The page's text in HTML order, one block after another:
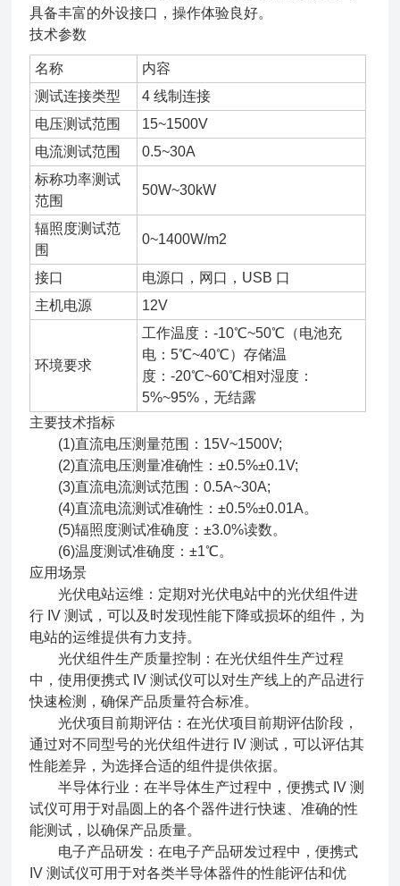
具备丰富的外设接口，操作体验良好。
技术参数
名称
内容
测试连接类型
4 线制连接
电压测试范围
15~1500V
电流测试范围
0.5~30A
标称功率测试
范围
50W~30kW
辐照度测试范
围
0~1400W/m2
接口
电源口，网口，USB 口
主机电源
12V
环境要求
工作温度：-10℃~50℃（电池充
电：5℃~40℃）存储温
度：-20℃~60℃相对湿度：
5%~95%，无结露
主要技术指标
(1)直流电压测量范围：15V~1500V;
(2)直流电压测量准确性：±0.5%±0.1V;
(3)直流电流测试范围：0.5A~30A;
(4)直流电流测试准确性：±0.5%±0.01A。
(5)辐照度测试准确度：±3.0%读数。
(6)温度测试准确度：±1℃。
应用场景
光伏电站运维：定期对光伏电站中的光伏组件进
行 IV 测试，可以及时发现性能下降或损坏的组件，为
电站的运维提供有力支持。
光伏组件生产质量控制：在光伏组件生产过程
中，使用便携式 IV 测试仪可以对生产线上的产品进行
快速检测，确保产品质量符合标准。
光伏项目前期评估：在光伏项目前期评估阶段，
通过对不同型号的光伏组件进行 IV 测试，可以评估其
性能差异，为选择合适的组件提供依据。
半导体行业：在半导体生产过程中，便携式 IV 测
试仪可用于对晶圆上的各个器件进行快速、准确的性
能测试，以确保产品质量。
电子产品研发：在电子产品研发过程中，便携式
IV 测试仪可用于对各类半导体器件的性能评估和优